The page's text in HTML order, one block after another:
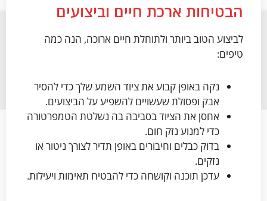
הבטיחות ארכת חיים וביצועים
לביצוע הטוב ביותר ולתוחלת חיים ארוכה, הנה כמה
טיפים:
נקה באופן קבוע את ציוד השמע שלך כדי להסיר
אבק ופסולת שעשויים להשפיע על הביצועים.
אחסן את הציוד בסביבה בה נשלטת הטמפרטורה
כדי למנוע נזק חום.
בדוק כבלים וחיבורים באופן תדיר לצורך ניטור או
נזקים.
עדכן תוכנה וקושחה כדי להבטיח תאימות ויעילות.